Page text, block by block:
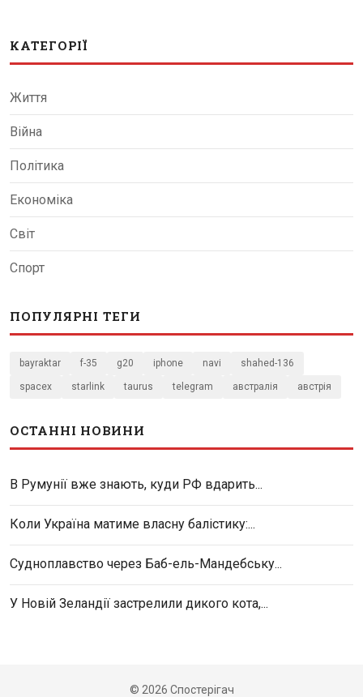
КАТЕГОРІЇ
Життя
Війна
Політика
Економіка
Світ
Спорт
ПОПУЛЯРНІ ТЕГИ
bayraktar f-35 g20 iphone navi shahed-136
spacex starlink taurus telegram австралія австрія
ОСТАННІ НОВИНИ
В Румунії вже знають, куди РФ вдарить...
Коли Україна матиме власну балістику:...
Судноплавство через Баб-ель-Мандебську...
У Новій Зеландії застрелили дикого кота,...
© 2026 Спостерігач